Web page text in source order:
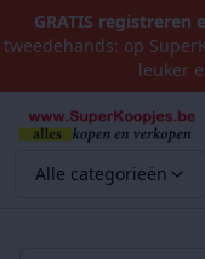
GRATIS registreren
tweedehands: op
leuker
Alle categorieën